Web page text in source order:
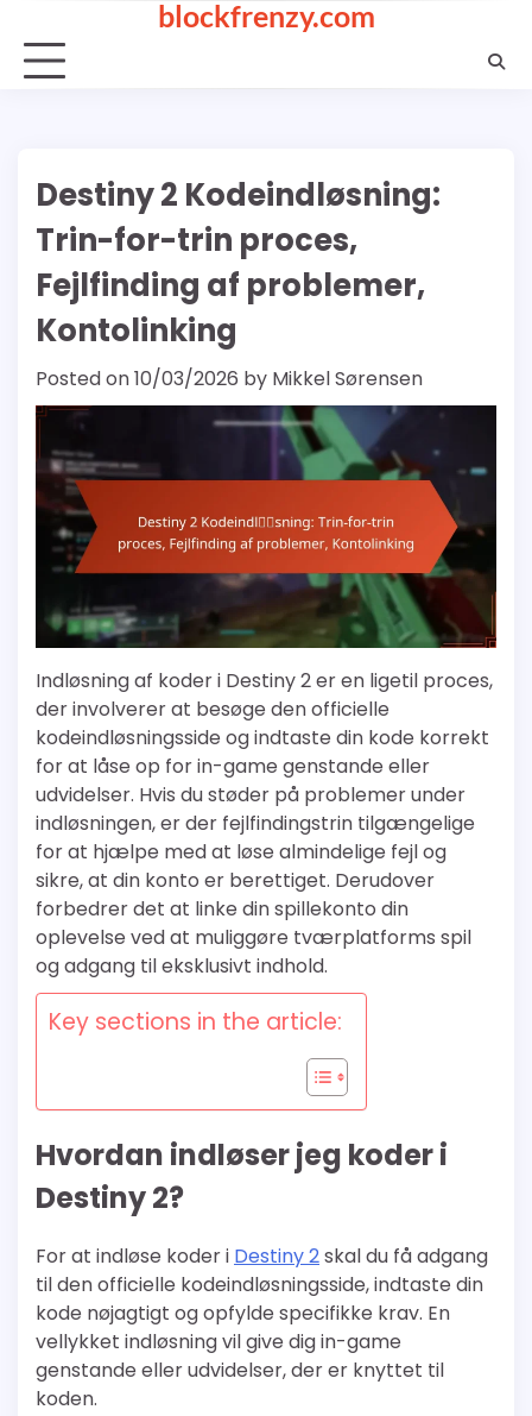
content
blockfrenzy.com
Destiny 2 Kodeindløsning:
Trin-for-trin proces,
Fejlfinding af problemer,
Kontolinking
Posted on10/03/2026 by Mikkel Sørensen
Indløsning af koder i Destiny 2 er en ligetil proces,
der involverer at besøge den officielle
kodeindløsningsside og indtaste din kode korrekt
for at låse op for in-game genstande eller
udvidelser. Hvis du støder på problemer under
indløsningen, er der fejlfindingstrin tilgængelige
for at hjælpe med at løse almindelige fejl og
sikre, at din konto er berettiget. Derudover
forbedrer det at linke din spillekonto din
oplevelse ved at muliggøre tværplatforms spil
og adgang til eksklusivt indhold.
Key sections in the article:
Hvordan indløser jeg koder i
Destiny 2?
For at indløse koder i Destiny 2skal du få adgang
til den officielle kodeindløsningsside, indtaste din
kode nøjagtigt og opfylde specifikke krav. En
vellykket indløsning vil give dig in-game
genstande eller udvidelser, der er knyttet til
koden.